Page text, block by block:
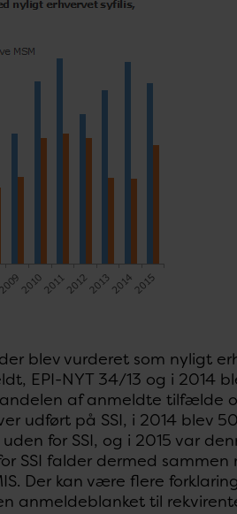
blev vurderet som nyligt
EPI-NYT 34/13 og i 2014
af anmeldte tilfælde
udført på SSI, i 2014 blev
for SSI, og i 2015 var
SSI falder dermed
Der kan være flere
anmeldeblanket til